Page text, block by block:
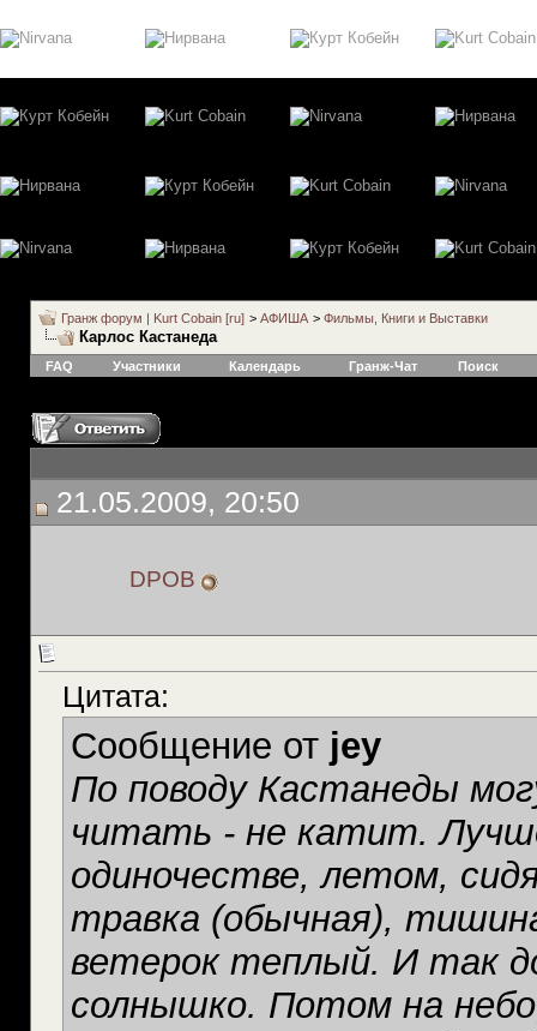
Гранж форум | Kurt Cobain [ru] > АФИША > Фильмы, Книги и Выставки
Карлос Кастанеда
FAQ Участники Календарь Гранж-Чат Поиск
21.05.2009, 20:50
DPOB
Цитата:
Сообщение от jey
По поводу Кастанеды
читать - не катит.
одиночестве, летом,
травка (обычная),
ветерок теплый. И так
солнышко. Потом на